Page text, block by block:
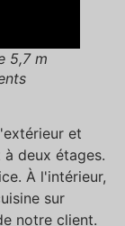
5,7 m
et
deux étages.
À l'intérieur,
sur
notre client.